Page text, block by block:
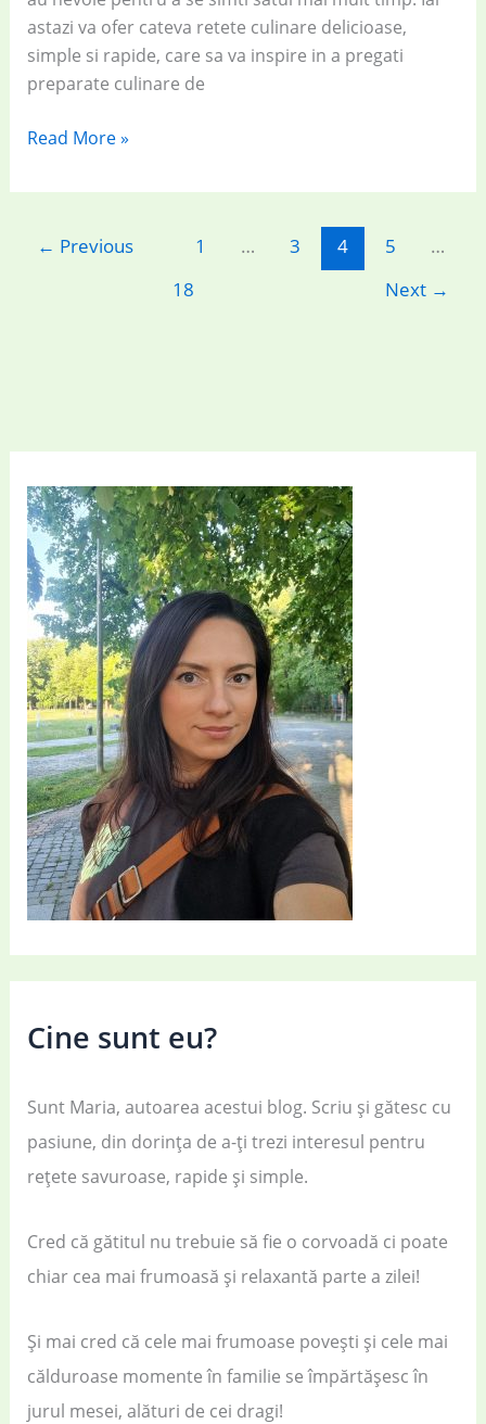
astazi va ofer cateva retete culinare delicioase,
simple si rapide, care sa va inspire in a pregati
preparate culinare de
7
ovo-
vegetariene
Read More »
← Previous 1 … 3 4 5
…
18
Next →
Cine sunt eu?
Sunt Maria, autoarea acestui blog. Scriu și gătesc cu
pasiune, din dorința de a-ți trezi interesul pentru
rețete savuroase, rapide și simple.
Cred că gătitul nu trebuie să fie o corvoadă ci poate
chiar cea mai frumoasă și relaxantă parte a zilei!
Și mai cred că cele mai frumoase povești și cele mai
călduroase momente în familie se împărtășesc în
jurul mesei, alături de cei dragi!